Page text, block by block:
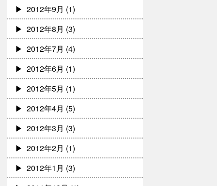
2012年9月 (1)
2012年8月 (3)
2012年7月 (4)
2012年6月 (1)
2012年5月 (1)
2012年4月 (5)
2012年3月 (3)
2012年2月 (1)
2012年1月 (3)